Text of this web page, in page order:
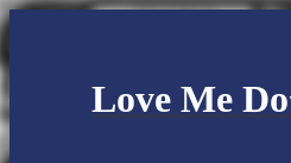
Love Me